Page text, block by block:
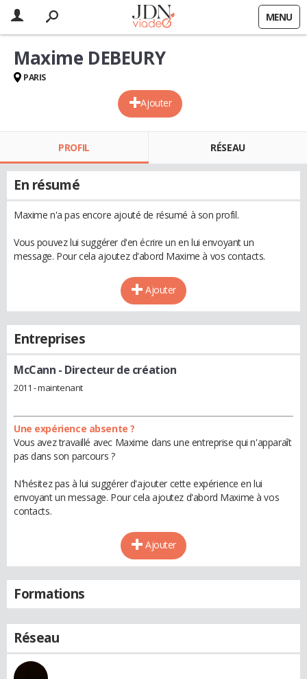
MENU
Ajouter
Maxime DEBEURY
PARIS
PROFIL RÉSEAU
En résumé
Maxime n'a pas encore ajouté de résumé à son profil.
Vous pouvez lui suggérer d'en écrire un en lui envoyant un
message. Pour cela ajoutez d'abord Maxime à vos contacts.
Ajouter
Entreprises
McCann - Directeur de création
2011 - maintenant
Une expérience absente ?
Vous avez travaillé avec Maxime dans une entreprise qui n'apparaît
pas dans son parcours ?
N'hésitez pas à lui suggérer d'ajouter cette expérience en lui
envoyant un message. Pour cela ajoutez d'abord Maxime à vos
contacts.
Ajouter
Formations
Réseau